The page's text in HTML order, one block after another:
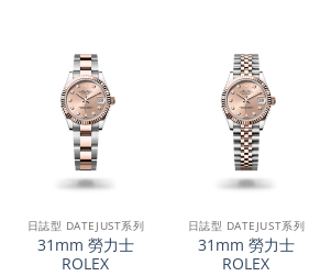
日誌型 DATEJUST系列
31mm 勞力士
ROLEX
日誌型 DATEJUST系列
31mm 勞力士
ROLEX